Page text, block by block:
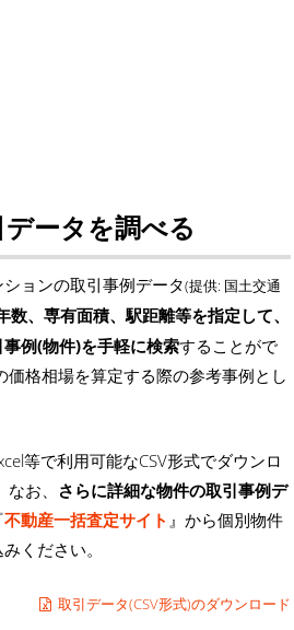
ータを調べる
ョンの取引事例データ(提供: 国土交通
数、専有面積、駅距離等を指定して、
例(物件)を手軽に検索することがで
価格相場を算定する際の参考事例とし
等で利用可能なCSV形式でダウンロ
お、 さらに詳細な物件の取引事例デ
不動産一括査定サイト 』から個別物件
ください。
取引データ(CSV形式)のダウンロード